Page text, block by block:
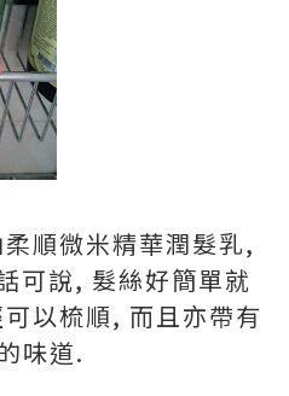
順微米精華潤髮乳,
可說, 髮絲好簡單就
以梳順, 而且亦帶有
味道.